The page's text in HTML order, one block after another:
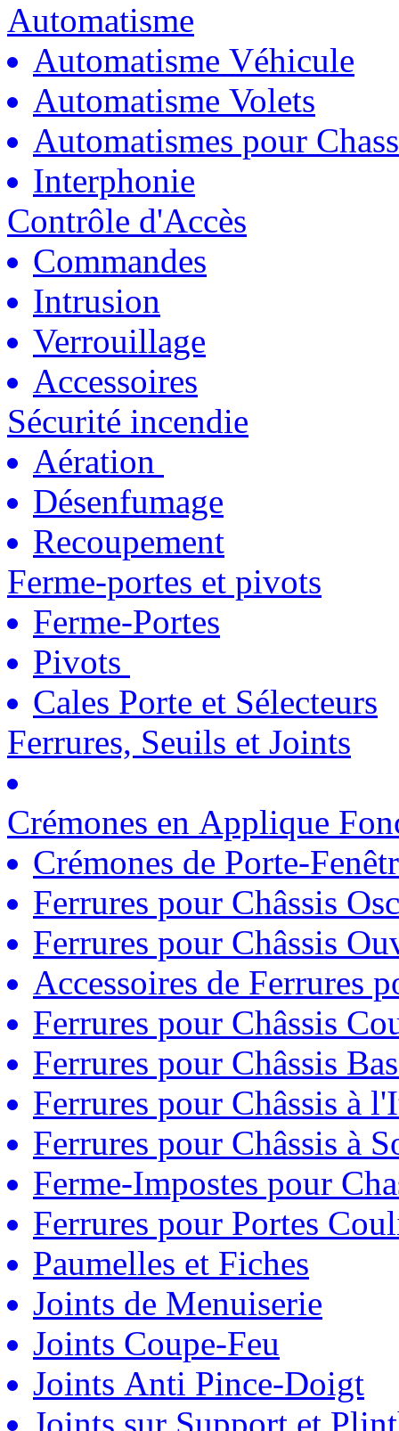
Automatisme
Automatisme Véhicule
Automatisme Volets
Automatismes pour
Interphonie
Contrôle d'Accès
Commandes
Intrusion
Verrouillage
Accessoires
Sécurité incendie
Aération
Désenfumage
Recoupement
Ferme-portes et pivots
Ferme-Portes
Pivots
Cales Porte et Sélecteurs
Ferrures, Seuils et Joints
Crémones en Applique
Crémones de Porte-
Ferrures pour Châssis
Ferrures pour Châssis
Accessoires de Ferrures
Ferrures pour Châssis
Ferrures pour Châssis
Ferrures pour Châssis à
Ferrures pour Châssis à
Ferme-Impostes pour
Ferrures pour Portes
Paumelles et Fiches
Joints de Menuiserie
Joints Coupe-Feu
Joints Anti Pince-Doigt